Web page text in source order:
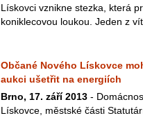
Lískovci vznikne stezka, která
koniklecovou loukou. Jeden z
Občané Nového Lískovce
aukci ušetřit na energiích
Brno, 17. září 2013 -
Lískovce, městské části